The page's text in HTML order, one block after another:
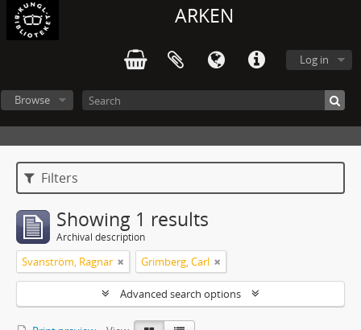
ARKEN
Log in
Browse
Filters
Showing 1 results
Archival description
Svanström, Ragnar Grimberg, Carl
Advanced search options